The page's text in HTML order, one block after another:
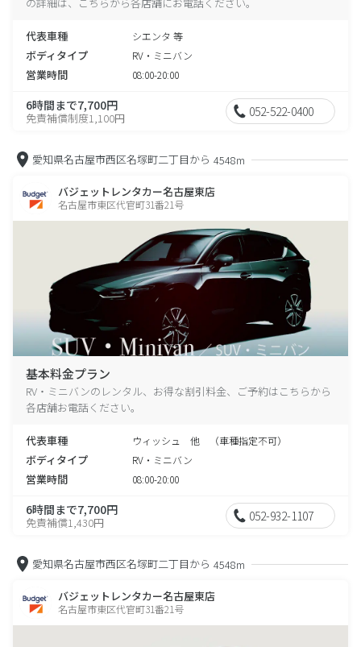
代表車種 シエンタ 等
ボディタイプ RV・ミニバン
営業時間 08:00-20:00
6時間まで7,700円
免責補償制度1,100円 052-522-0400
愛知県名古屋市西区名塚町二丁目から 4548m
バジェットレンタカー名古屋東店
名古屋市東区代官町31番21号
基本料金プラン
RV・ミニバンのレンタル、お得な割引料金、ご予約はこちらから
各店舗お電話ください。
代表車種 ウィッシュ 他 （車種指定不可）
ボディタイプ RV・ミニバン
営業時間 08:00-20:00
6時間まで7,700円
免責補償1,430円 052-932-1107
愛知県名古屋市西区名塚町二丁目から 4548m
バジェットレンタカー名古屋東店
名古屋市東区代官町31番21号